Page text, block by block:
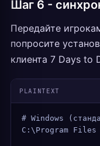
Шаг 6 -
Передайте
попросите
клиента 7 Days to
PLAINTEXT
# Windows
C:\Program Files